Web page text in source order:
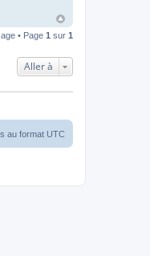
• Page 1 sur 1
Aller à
au format UTC